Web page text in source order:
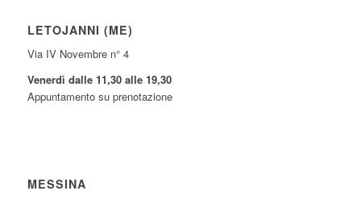
LETOJANNI (ME)
Via IV Novembre n° 4
Venerdì dalle 11,30 alle 19,30
Appuntamento su prenotazione
MESSINA